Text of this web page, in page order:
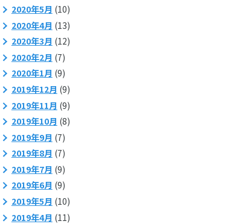
2020年5月 (10)
2020年4月 (13)
2020年3月 (12)
2020年2月 (7)
2020年1月 (9)
2019年12月 (9)
2019年11月 (9)
2019年10月 (8)
2019年9月 (7)
2019年8月 (7)
2019年7月 (9)
2019年6月 (9)
2019年5月 (10)
2019年4月 (11)